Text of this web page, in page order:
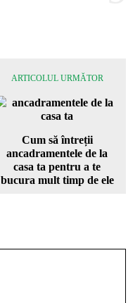
ARTICOLUL URMĂTOR
Cum să întreții
ancadramentele de la
casa ta pentru a te
bucura mult timp de ele